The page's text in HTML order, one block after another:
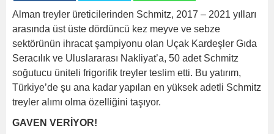
Alman treyler üreticilerinden Schmitz, 2017 – 2021 yılları
arasında üst üste dördüncü kez meyve ve sebze
sektörünün ihracat şampiyonu olan Uçak Kardeşler Gıda
Seracılık ve Uluslararası Nakliyat’a, 50 adet Schmitz
soğutucu üniteli frigorifik treyler teslim etti. Bu yatırım,
Türkiye’de şu ana kadar yapılan en yüksek adetli Schmitz
treyler alımı olma özelliğini taşıyor.
GAVEN VERİYOR!